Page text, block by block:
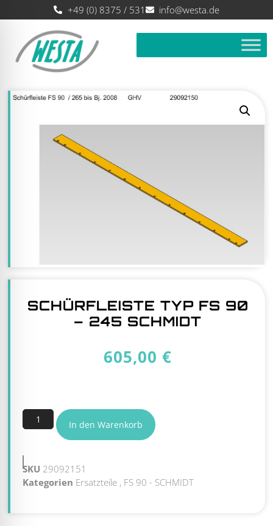
+49 (0) 8375 / 531 info@westa.de
SCHÜRFLEISTE TYP FS 90
– 245 SCHMIDT
605,00 €
In den Warenkorb
SKU 29092151
Kategorien Ersatzteile , FS 90 - SCHMIDT